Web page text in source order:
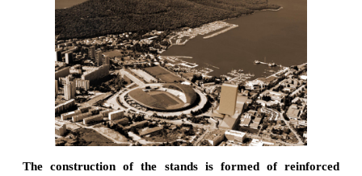
The construction of the stands is formed of reinforced